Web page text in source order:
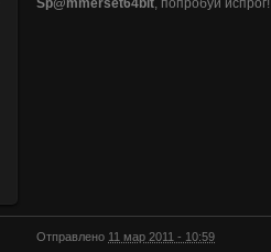
Sp@mmerset64bit, попробуй испрог!
Отправлено 11 мар 2011 - 10:59